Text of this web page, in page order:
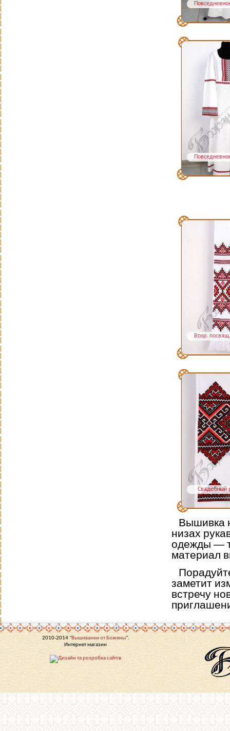
Возр.
Свадебный
Вышивка
низах
одежды —
материал
заметит
встречу
2010-2014 "Вышиванки от Божены".
Интернет магазин